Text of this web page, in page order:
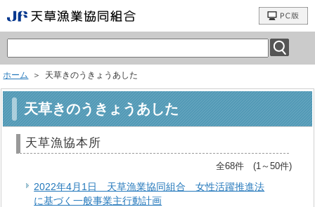
ホーム ＞ 天草きのうきょうあした
天草きのうきょうあした
天草漁協本所
全68件 (1～50件)
2022年4月1日 天草漁業協同組合 女性活躍推進法
に基づく一般事業主行動計画